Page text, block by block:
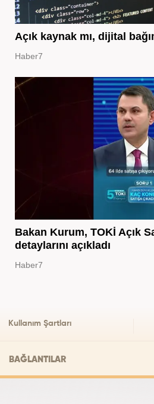
Açık kaynak mı, dijital
Haber7
Bakan Kurum, TOKİ Açık
detaylarını açıkladı
Haber7
Kullanım Şartları
BAĞLANTILAR